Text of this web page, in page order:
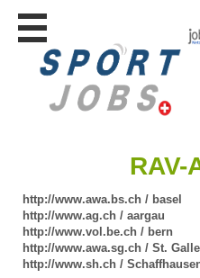
Stellen
finden
inserieren
WERBUNG
publizieren
JOB-
App's
RAV-
http://www.awa.bs.ch / basel
http://www.ag.ch / aargau
http://www.vol.be.ch / bern
http://www.awa.sg.ch / St.
http://www.sh.ch /